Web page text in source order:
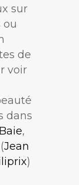
sur
ou
de
voir
dans
,
Jean
)